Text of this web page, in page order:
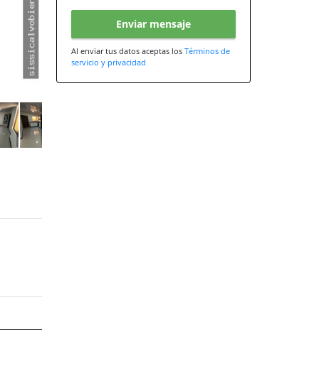
Enviar mensaje
Al enviar tus datos aceptas los Términos de
servicio y privacidad